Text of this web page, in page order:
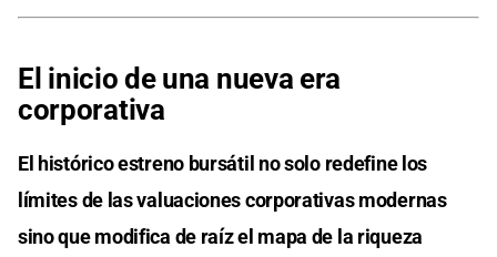
El inicio de una nueva era
corporativa
El histórico estreno bursátil no solo redefine los
límites de las valuaciones corporativas modernas
sino que modifica de raíz el mapa de la riqueza